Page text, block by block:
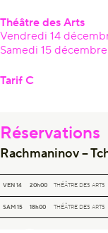
Théâtre des Arts
Vendredi 14
Samedi 15
Tarif C
Réservations
Rachmaninov –
VEN 14 20h00
RACHMANINOV – TCHAÏKOVSKI
THÉÂTRE DES ARTS
SAM 15 18h00
RACHMANINOV – TCHAÏKOVSKI
THÉÂTRE DES ARTS